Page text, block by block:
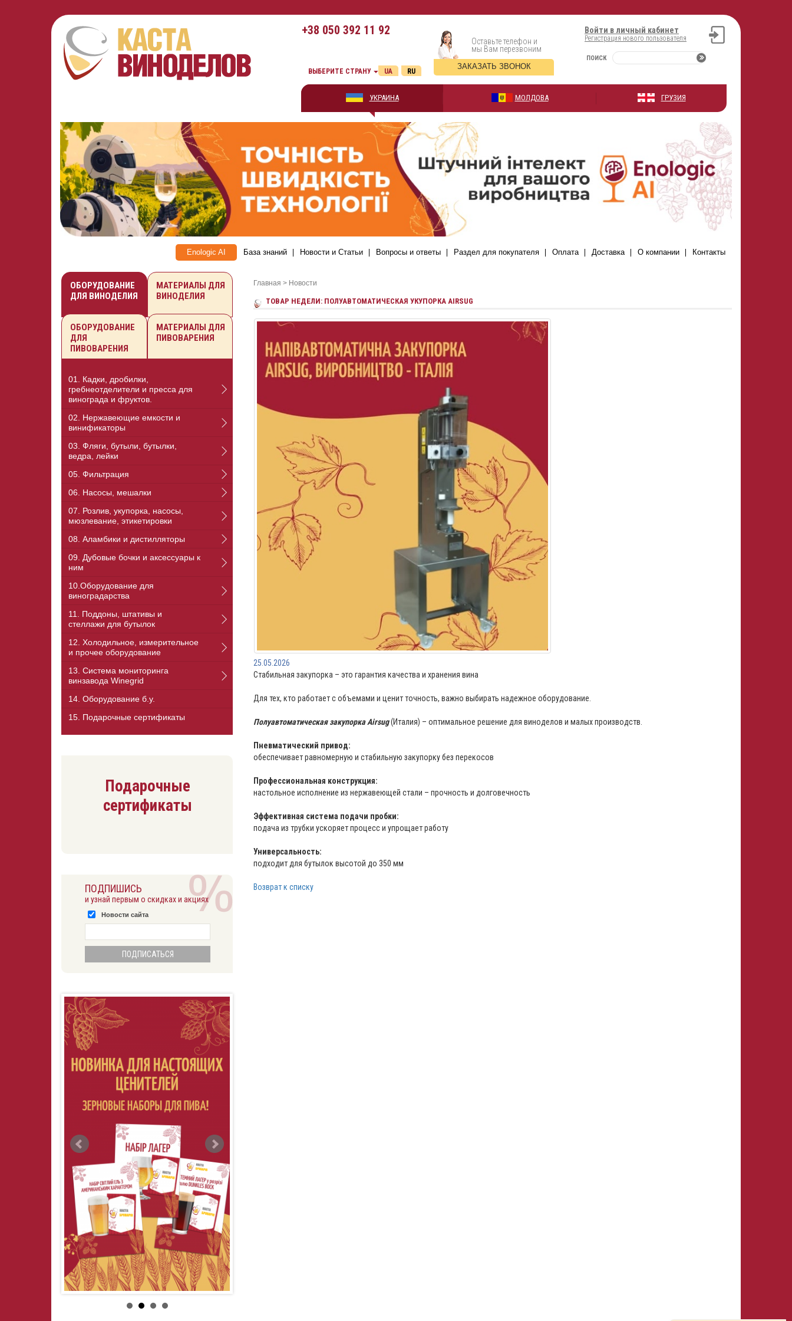
+38 050 392 11 92 Войти в личный кабинет
Регистрация нового пользователя
ПОИСК
Оставьте телефон и
мы Вам перезвоним
ЗАКАЗАТЬ ЗВОНОК
ВЫБЕРИТЕ СТРАНУ RU
UA
УКРАИНА МОЛДОВА ГРУЗИЯ
Enologic AI База знаний Новости и Статьи Вопросы и ответы Раздел для покупателя Оплата Доставка О компании Контакты
Главная > Новости
ТОВАР НЕДЕЛИ: ПОЛУАВТОМАТИЧЕСКАЯ УКУПОРКА AIRSUG
25.05.2026
Стабильная закупорка – это гарантия качества и хранения вина
Для тех, кто работает с объемами и ценит точность, важно выбирать надежное оборудование.
Полуавтоматическая закупорка Airsug(Италия) – оптимальное решение для виноделов и малых производств.
Пневматический привод:
обеспечивает равномерную и стабильную закупорку без перекосов
Профессиональная конструкция:
настольное исполнение из нержавеющей стали – прочность и долговечность
Эффективная система подачи пробки:
подача из трубки ускоряет процесс и упрощает работу
Универсальность:
подходит для бутылок высотой до 350 мм
Возврат к списку
ОБОРУДОВАНИЕ
ДЛЯ ВИНОДЕЛИЯ
МАТЕРИАЛЫ ДЛЯ
ВИНОДЕЛИЯ
ОБОРУДОВАНИЕ
ДЛЯ
ПИВОВАРЕНИЯ
МАТЕРИАЛЫ ДЛЯ
ПИВОВАРЕНИЯ
01. Кадки, дробилки,
гребнеотделители и пресса для
винограда и фруктов.
02. Нержавеющие емкости и
винификаторы
03. Фляги, бутыли, бутылки,
ведра, лейки
05. Фильтрация
06. Насосы, мешалки
07. Розлив, укупорка, насосы,
мюзлевание, этикетировки
08. Аламбики и дистилляторы
09. Дубовые бочки и аксессуары к
ним
10.Оборудование для
виноградарства
11. Поддоны, штативы и
стеллажи для бутылок
12. Холодильное, измерительное
и прочее оборудование
13. Cистема мониторинга
винзавода Winegrid
14. Оборудование б.у.
15. Подарочные сертификаты
Подарочные
сертификаты
ПОДПИШИСЬ
и узнай первым о скидках и акциях
Новости сайта